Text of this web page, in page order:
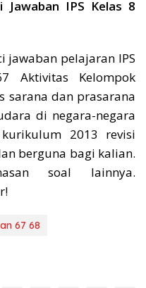
Jawaban IPS Kelas 8
jawaban pelajaran IPS
Aktivitas Kelompok
sarana dan prasarana
di negara-negara
2013 revisi
berguna bagi kalian.
soal lainnya.
67 68